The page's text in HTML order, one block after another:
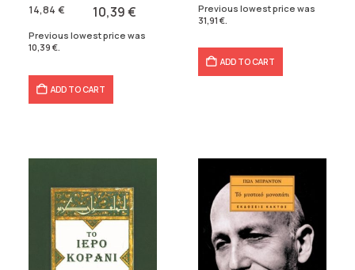
14,84 €
was:
14,84 €.
10,39€
is:
10,39 €.
Previous lowest price was
10,39 €.
ADD TO CART
Previous lowest price was
31,91 €.
ADD TO CART